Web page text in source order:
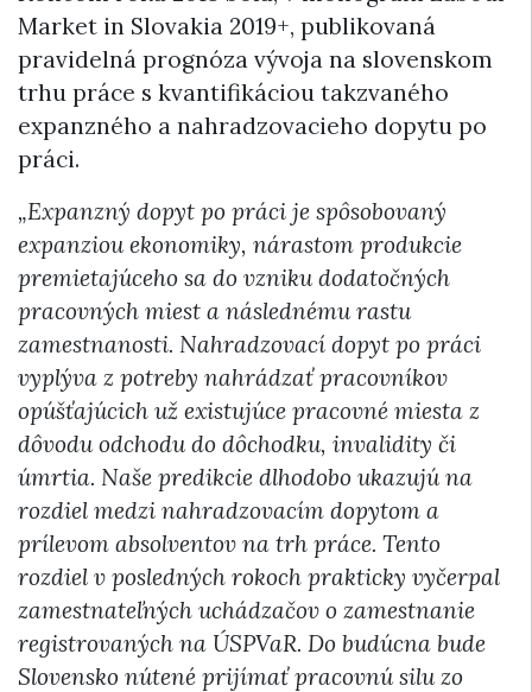
Market in Slovakia 2019+, publikovaná
pravidelná prognóza vývoja na slovenskom
trhu práce s kvantifikáciou takzvaného
expanzného a nahradzovacieho dopytu po
práci.
„Expanzný dopyt po práci je spôsobovaný
expanziou ekonomiky, nárastom produkcie
premietajúceho sa do vzniku dodatočných
pracovných miest a následnému rastu
zamestnanosti. Nahradzovací dopyt po práci
vyplýva z potreby nahrádzať pracovníkov
opúšťajúcich už existujúce pracovné miesta z
dôvodu odchodu do dôchodku, invalidity či
úmrtia. Naše predikcie dlhodobo ukazujú na
rozdiel medzi nahradzovacím dopytom a
prílevom absolventov na trh práce. Tento
rozdiel v posledných rokoch prakticky vyčerpal
zamestnateľných uchádzačov o zamestnanie
registrovaných na ÚSPVaR. Do budúcna bude
Slovensko nútené prijímať pracovnú silu zo